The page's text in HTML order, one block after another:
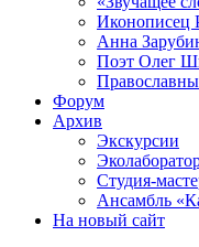
Анна
Поэт Олег
Форум
Архив
Экскурсии
Студия-
Ансамбль
На новый сайт